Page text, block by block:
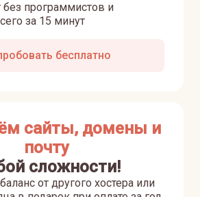
без программистов и
за 15 минут
бесплатно
сайты, домены и
почту
сложности!
от другого хостера или